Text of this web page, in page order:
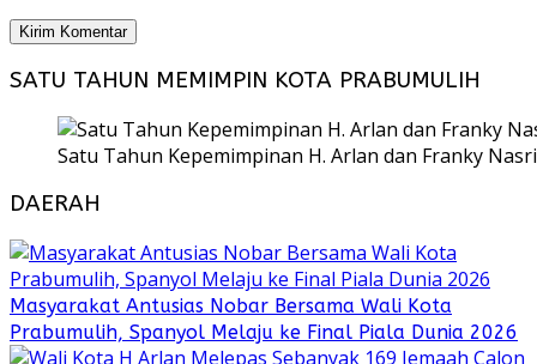
SATU TAHUN MEMIMPIN KOTA PRABUMULIH
Satu Tahun Kepemimpinan H. Arlan dan Franky
DAERAH
Masyarakat Antusias Nobar Bersama Wali Kota
Prabumulih, Spanyol Melaju ke Final Piala Dunia 2026